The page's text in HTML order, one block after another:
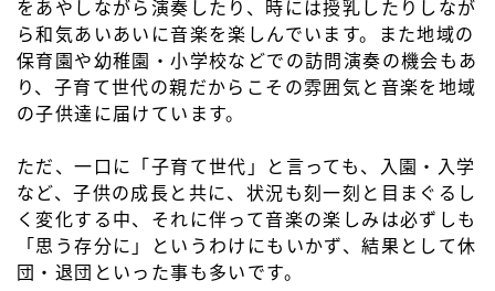
をあやしながら演奏したり、時には授乳したりしなが
ら和気あいあいに音楽を楽しんでいます。また地域の
保育園や幼稚園・小学校などでの訪問演奏の機会もあ
り、子育て世代の親だからこその雰囲気と音楽を地域
の子供達に届けています。
ただ、一口に「子育て世代」と言っても、入園・入学
など、子供の成長と共に、状況も刻一刻と目まぐるし
く変化する中、それに伴って音楽の楽しみは必ずしも
「思う存分に」というわけにもいかず、結果として休
団・退団といった事も多いです。